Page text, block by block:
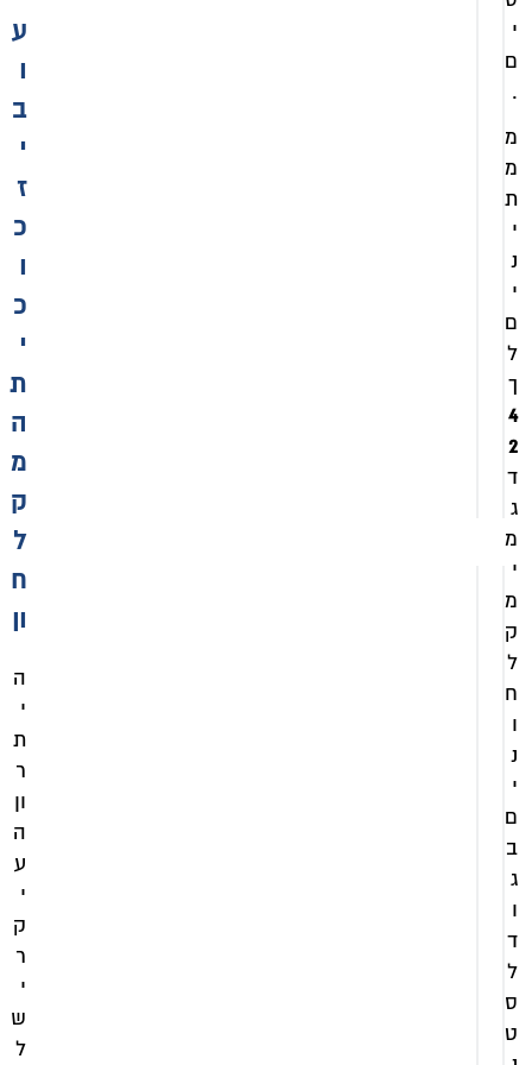
י
ם
.
מ
מ
ת
י
נ
י
ם
ל
ך
4
2
ד
ג
מ
י
מ
ק
ל
ח
ו
נ
י
ם
ב
ג
ו
ד
ל
ס
ט
ע
ו
ב
י
ז
כ
ו
כ
י
ת
ה
מ
ק
ל
ח
ון
ה
י
ת
ר
ון
ה
ע
י
ק
ר
י
ש
ל